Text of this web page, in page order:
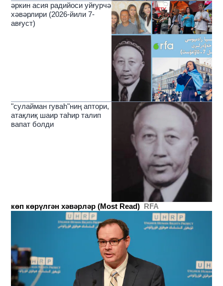
әркин асия радийоси уйғурчә
хәвәрлири (2026-йили 7-
авғуст)
"сулайман гуваһ"ниң аптори,
атақлиқ шаир таһир талип
вапат болди
көп көрүлгән хәвәрләр (Most Read) RFA